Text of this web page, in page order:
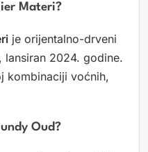
Materi?
je orijentalno-drveni
lansiran 2024. godine.
kombinaciji voćnih,
Oud?